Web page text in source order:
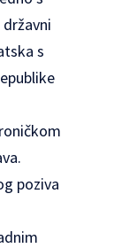
s
poziva